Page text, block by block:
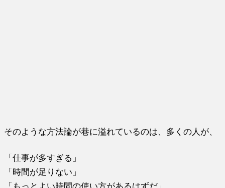
そのような方法論が巷に溢れているのは、多くの人が、
「仕事が多すぎる」
「時間が足りない」
「もっとよい時間の使い方があるはずだ」